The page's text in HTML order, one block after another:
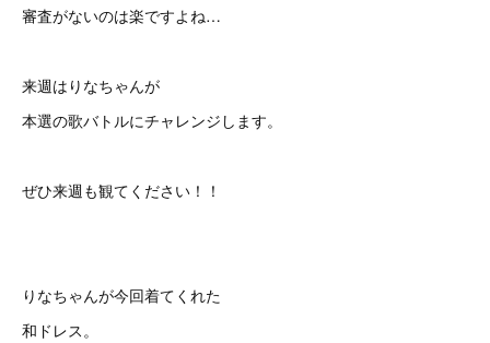
審査がないのは楽ですよね…
来週はりなちゃんが
本選の歌バトルにチャレンジします。
ぜひ来週も観てください！！
りなちゃんが今回着てくれた
和ドレス。